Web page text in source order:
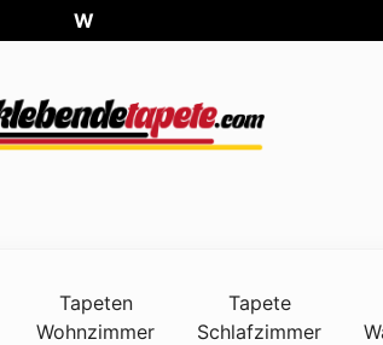
Weltweite
Tapeten
Wohnzimmer
Tapete
Schlafzimmer